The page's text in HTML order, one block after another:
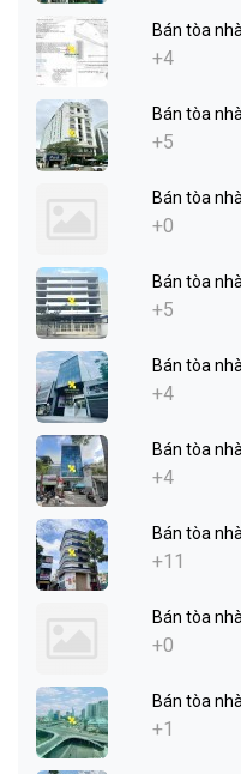
Bán tòa
+4
Bán tòa
+5
Bán tòa
+0
Bán tòa
+5
Bán tòa
+4
Bán tòa
+4
Bán tòa
+11
Bán tòa
+0
Bán tòa
+1